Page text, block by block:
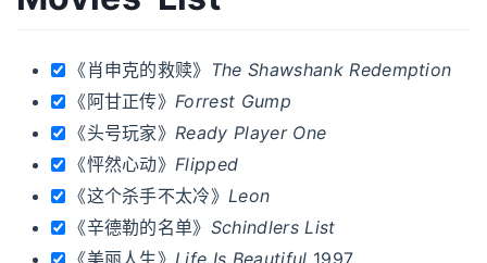
《肖申克的救赎》 The Shawshank Redemption
《阿甘正传》Forrest Gump
《头号玩家》Ready Player One
《怦然心动》Flipped
《这个杀手不太冷》Leon
《辛德勒的名单》 Schindlers List